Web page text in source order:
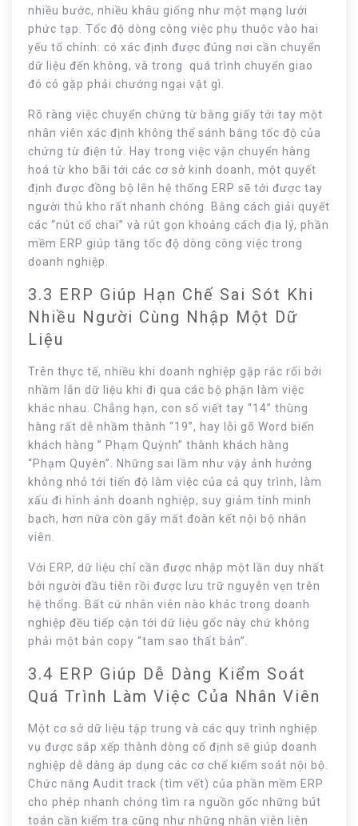
nhiều bước, nhiều khâu giống như một mạng lưới
phức tạp. Tốc độ dòng công việc phụ thuộc vào hai
yếu tố chính: có xác định được đúng nơi cần chuyển
dữ liệu đến không, và trong quá trình chuyển giao
đó có gặp phải chướng ngại vật gì.
Rõ ràng việc chuyển chứng từ bằng giấy tới tay một
nhân viên xác định không thể sánh bằng tốc độ của
chứng từ điện tử. Hay trong việc vận chuyển hàng
hoá từ kho bãi tới các cơ sở kinh doanh, một quyết
định được đồng bộ lên hệ thống ERP sẽ tới được tay
người thủ kho rất nhanh chóng. Bằng cách giải quyết
các “nút cổ chai” và rút gọn khoảng cách địa lý, phần
mềm ERP giúp tăng tốc độ dòng công việc trong
doanh nghiệp.
3.3 ERP Giúp Hạn Chế Sai Sót Khi
Nhiều Người Cùng Nhập Một Dữ
Liệu
Trên thực tế, nhiều khi doanh nghiệp gặp rắc rối bởi
nhầm lẫn dữ liệu khi đi qua các bộ phận làm việc
khác nhau. Chẳng hạn, con số viết tay “14” thùng
hàng rất dễ nhầm thành “19”, hay lỗi gõ Word biến
khách hàng ” Phạm Quỳnh” thành khách hàng
“Phạm Quyên”. Những sai lầm như vậy ảnh hưởng
không nhỏ tới tiến độ làm việc của cả quy trình, làm
xấu đi hình ảnh doanh nghiệp, suy giảm tính minh
bạch, hơn nữa còn gây mất đoàn kết nội bộ nhân
viên.
Với ERP, dữ liệu chỉ cần được nhập một lần duy nhất
bởi người đầu tiên rồi được lưu trữ nguyên vẹn trên
hệ thống. Bất cứ nhân viên nào khác trong doanh
nghiệp đều tiếp cận tới dữ liệu gốc này chứ không
phải một bản copy “tam sao thất bản”.
3.4 ERP Giúp Dễ Dàng Kiểm Soát
Quá Trình Làm Việc Của Nhân Viên
Một cơ sở dữ liệu tập trung và các quy trình nghiệp
vụ được sắp xếp thành dòng cố định sẽ giúp doanh
nghiệp dễ dàng áp dụng các cơ chế kiểm soát nội bộ.
Chức năng Audit track (tìm vết) của phần mềm ERP
cho phép nhanh chóng tìm ra nguồn gốc những bút
toán cần kiểm tra cũng như những nhân viên liên